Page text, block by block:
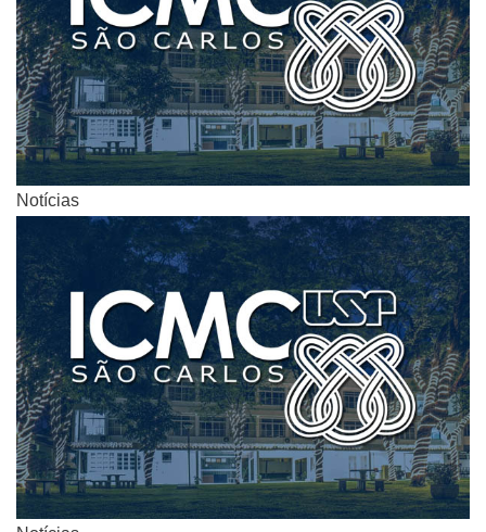
Notícias